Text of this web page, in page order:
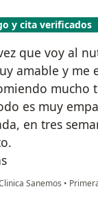
y cita verificados
que voy al
amable y me
mucho
es muy
en tres
Sanemos •
K.